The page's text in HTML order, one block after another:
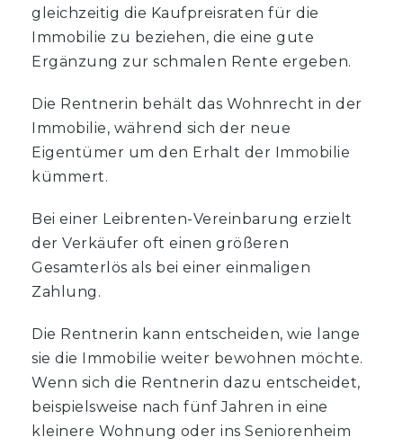
gleichzeitig die Kaufpreisraten für die
Immobilie zu beziehen, die eine gute
Ergänzung zur schmalen Rente ergeben.
Die Rentnerin behält das Wohnrecht in der
Immobilie, während sich der neue
Eigentümer um den Erhalt der Immobilie
kümmert.
Bei einer Leibrenten-Vereinbarung erzielt
der Verkäufer oft einen größeren
Gesamterlös als bei einer einmaligen
Zahlung.
Die Rentnerin kann entscheiden, wie lange
sie die Immobilie weiter bewohnen möchte.
Wenn sich die Rentnerin dazu entscheidet,
beispielsweise nach fünf Jahren in eine
kleinere Wohnung oder ins Seniorenheim